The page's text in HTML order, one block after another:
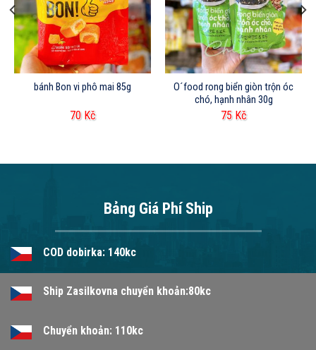
bánh Bon vi phô mai 85g
70 Kč
O´food rong biển giòn trộn óc
chó, hạnh nhân 30g
75 Kč
Bảng Giá Phí Ship
COD dobirka: 140kc
Ship Zasilkovna chuyển khoản:80kc
Chuyển khoản: 110kc